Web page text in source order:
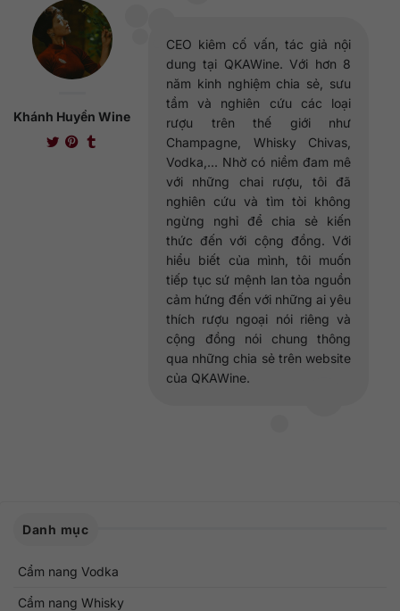
Khánh Huyền Wine
CEO kiêm cố vấn, tác giả nội
dung tại QKAWine. Với hơn 8
năm kinh nghiệm chia sẻ, sưu
tầm và nghiên cứu các loại
rượu trên thế giới như
Champagne, Whisky Chivas,
Vodka,... Nhờ có niềm đam mê
với những chai rượu, tôi đã
nghiên cứu và tìm tòi không
ngừng nghỉ để chia sẻ kiến
thức đến với cộng đồng. Với
hiểu biết của mình, tôi muốn
tiếp tục sứ mệnh lan tỏa nguồn
cảm hứng đến với những ai yêu
thích rượu ngoại nói riêng và
cộng đồng nói chung thông
qua những chia sẻ trên website
của QKAWine.
Danh mục
Cẩm nang Vodka
Cẩm nang Whisky